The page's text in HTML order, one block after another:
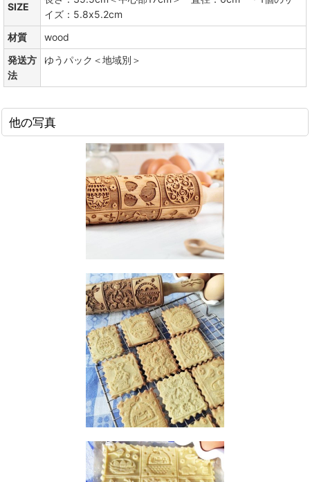
SIZE
イズ：5.8x5.2cm
材質
wood
発送方
法
ゆうパック＜地域別＞
他の写真